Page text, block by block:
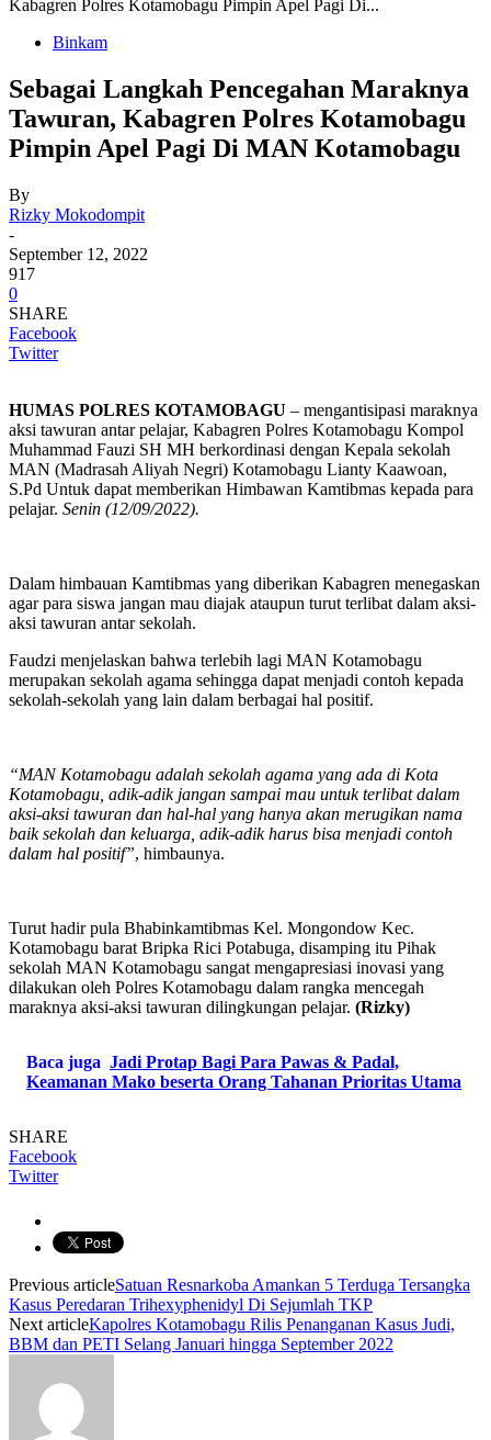
Kabagren Polres Kotamobagu Pimpin Apel Pagi Di...
Binkam
Sebagai Langkah Pencegahan Maraknya
Tawuran, Kabagren Polres Kotamobagu
Pimpin Apel Pagi Di MAN Kotamobagu
By
Rizky Mokodompit
-
September 12, 2022
917
0
SHARE
Facebook
Twitter
HUMAS POLRES KOTAMOBAGU – mengantisipasi maraknya
aksi tawuran antar pelajar, Kabagren Polres Kotamobagu Kompol
Muhammad Fauzi SH MH berkordinasi dengan Kepala sekolah
MAN (Madrasah Aliyah Negri) Kotamobagu Lianty Kaawoan,
S.Pd Untuk dapat memberikan Himbawan Kamtibmas kepada para
pelajar. Senin (12/09/2022).
Dalam himbauan Kamtibmas yang diberikan Kabagren menegaskan
agar para siswa jangan mau diajak ataupun turut terlibat dalam aksi-
aksi tawuran antar sekolah.
Faudzi menjelaskan bahwa terlebih lagi MAN Kotamobagu
merupakan sekolah agama sehingga dapat menjadi contoh kepada
sekolah-sekolah yang lain dalam berbagai hal positif.
“MAN Kotamobagu adalah sekolah agama yang ada di Kota
Kotamobagu, adik-adik jangan sampai mau untuk terlibat dalam
aksi-aksi tawuran dan hal-hal yang hanya akan merugikan nama
baik sekolah dan keluarga, adik-adik harus bisa menjadi contoh
dalam hal positif”, himbaunya.
Turut hadir pula Bhabinkamtibmas Kel. Mongondow Kec.
Kotamobagu barat Bripka Rici Potabuga, disamping itu Pihak
sekolah MAN Kotamobagu sangat mengapresiasi inovasi yang
dilakukan oleh Polres Kotamobagu dalam rangka mencegah
maraknya aksi-aksi tawuran dilingkungan pelajar. (Rizky)
Baca juga Jadi Protap Bagi Para Pawas & Padal,
Keamanan Mako beserta Orang Tahanan Prioritas Utama
SHARE
Facebook
Twitter
Previous articleSatuan Resnarkoba Amankan 5 Terduga Tersangka
Kasus Peredaran Trihexyphenidyl Di Sejumlah TKP
Next articleKapolres Kotamobagu Rilis Penanganan Kasus Judi,
BBM dan PETI Selang Januari hingga September 2022